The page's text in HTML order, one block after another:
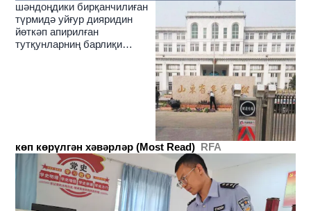
шәндоңдики бирқанчилиған
түрмидә уйғур дияридин
йөткәп апирилған
тутқунларниң барлиқи
көп көрүлгән хәвәрләр (Most Read) RFA